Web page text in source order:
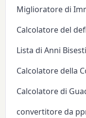
Miglioratore di
Calcolatore del
Lista di Anni
Calcolatore della
Calcolatore di
convertitore da